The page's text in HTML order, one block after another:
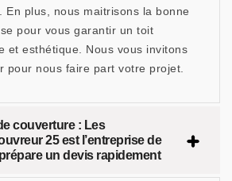
En plus, nous maitrisons la bonne
pour vous garantir un toit
et esthétique. Nous vous invitons
pour nous faire part votre projet.
couverture : Les
25 est l’entreprise de
un devis rapidement